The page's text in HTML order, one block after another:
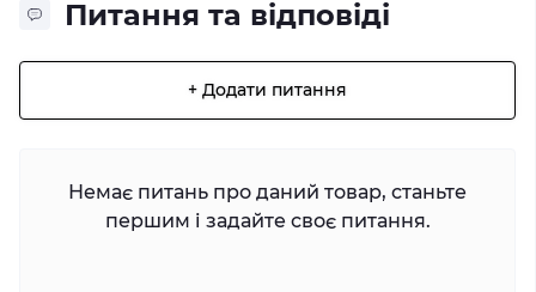
Питання та відповіді
+ Додати питання
Немає питань про даний товар, станьте
першим і задайте своє питання.